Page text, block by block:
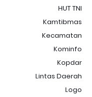
HUT TNI
Kamtibmas
Kecamatan
Kominfo
Kopdar
Lintas Daerah
Logo